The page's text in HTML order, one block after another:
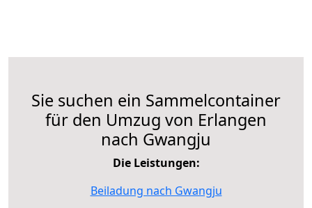
Sie suchen ein Sammelcontainer
für den Umzug von Erlangen
nach Gwangju
Die Leistungen:
Beiladung nach Gwangju